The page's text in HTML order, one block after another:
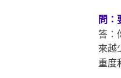
問：
答：
來越
重度